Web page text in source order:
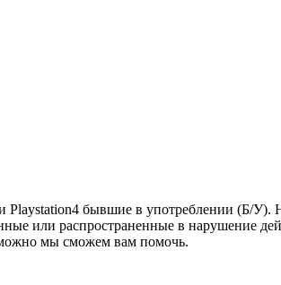
бывшие в употреблении (Б/У).
или распространенные в нарушение
мы сможем вам помочь.